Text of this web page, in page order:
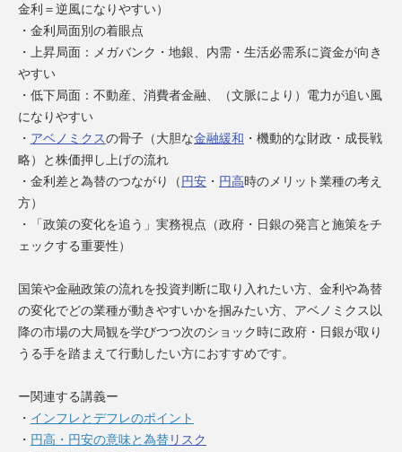
金利＝逆風になりやすい）
・金利局面別の着眼点
・上昇局面：メガバンク・地銀、内需・生活必需系に資金が向き
やすい
・低下局面：不動産、消費者金融、（文脈により）電力が追い風
になりやすい
・ アベノミクスの骨子（大胆な金融緩和 ・機動的な財政・成長戦
略）と株価押し上げの流れ
・金利差と為替のつながり（ 円安 ・ 円高時のメリット業種の考え
方）
・「政策の変化を追う」実務視点（政府・日銀の発言と施策をチ
ェックする重要性）
国策や金融政策の流れを投資判断に取り入れたい方、金利や為替
の変化でどの業種が動きやすいかを掴みたい方、アベノミクス以
降の市場の大局観を学びつつ次のショック時に政府・日銀が取り
うる手を踏まえて行動したい方におすすめです。
ー関連する講義ー
・ インフレとデフレのポイント
・ 円高・円安の意味と為替リスク